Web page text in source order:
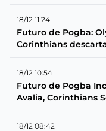
18/12 11:24
Futuro de Pogba:
Corinthians
18/12 10:54
Futuro de Pogba
Avalia, Corinthians
18/12 08:42